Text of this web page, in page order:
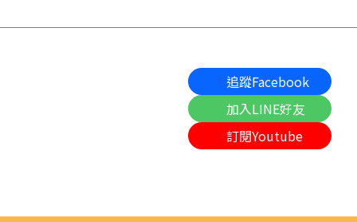
追蹤Facebook
加入LINE好友
訂閱Youtube